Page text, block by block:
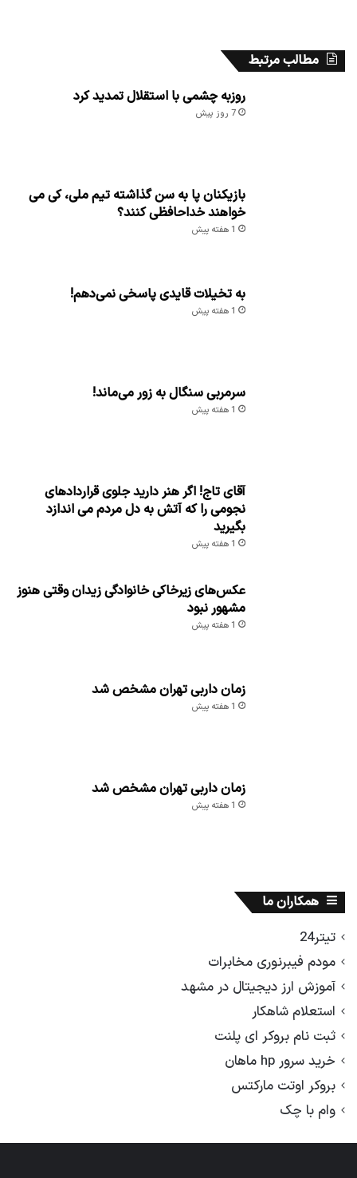
مطالب مرتبط
روزبه چشمی با استقلال تمدید کرد
7 روز پیش
بازیکنان پا به سن گذاشته تیم ملی، کی می
خواهند خداحافظی کنند؟
1 هفته پیش
به تخیلات قایدی پاسخی نمی‌دهم!
1 هفته پیش
سرمربی سنگال به زور می‌ماند!
1 هفته پیش
آقای تاج! اگر هنر دارید جلوی قراردادهای
نجومی را که آتش به دل مردم می اندازد
بگیرید
1 هفته پیش
عکس‌های زیرخاکی خانوادگی زیدان وقتی هنوز
مشهور نبود
1 هفته پیش
زمان داربی تهران مشخص شد
1 هفته پیش
زمان داربی تهران مشخص شد
1 هفته پیش
همکاران ما
تیتر24
مودم فیبرنوری مخابرات
آموزش ارز دیجیتال در مشهد
استعلام شاهکار
ثبت نام بروکر ای پلنت
خرید سرور hp ماهان
بروکر اوتت مارکتس
وام با چک